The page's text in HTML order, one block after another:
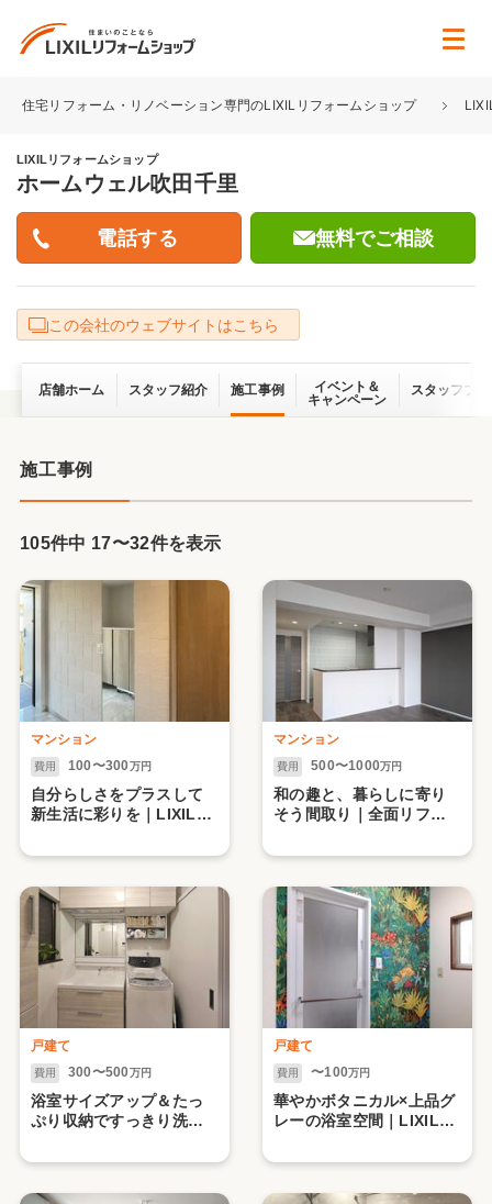
住宅リフォーム・リノベーション専門のLIXILリフォームショップ
LIXILリフォームショップ
ホームウェル吹田千里
無料でご相談
この会社のウェブサイトはこちら
店舗ホーム スタッフ紹介 施工事例
イベント＆
キャンペーン
スタッフブ
施工事例
105件中 17〜32件を表示
マンション
費用 100〜300万円
自分らしさをプラスして
新生活に彩りを｜LIXIL
マンション
費用 500〜1000万円
和の趣と、暮らしに寄り
そう間取り｜全面リフォ
戸建て
費用 300〜500万円
浴室サイズアップ＆たっ
ぷり収納ですっきり洗面
洗面クレヴィ
戸建て
費用 〜100万円
華やかボタニカル×上品グ
レーの浴室空間｜LIXIL